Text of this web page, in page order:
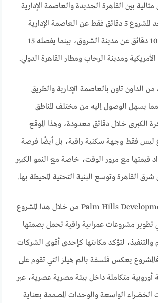
بين القاهرة الجديدة والعاصمة الإدارية
الجديدة، حيث يبعد المشروع 5 دقائق فقط عن العاصمة الإدارية
ومدينة المستقبل، و10 دقائق عن مدينة الشروق، بينما يفصله 15
ومدينة الرحاب ومطار القاهرة الدولي.
الداون تاون بالعاصمة الإدارية والطريق
يسهل الوصول إليه من مختلف المناطق
الكبرى خلال دقائق معدودة، وهذا الموقع
ليس فقط وجهة سكنية راقية، بل أيضًا فرصة
قيمتها مع مرور الوقت، خاصة مع النمو الكبير
القاهرة وتوسع البنية التحتية المحيطة بها.
تواصل شركة Palm Hills Developments من خلال هذا المشروع
تطوير مشروعات عمرانية راقية تحمل بصمتها
لتؤكد مكانتها كإحدى أقوى الشركات
يعكس فلسفة بالم هيلز التي تقوم على
أوروبية متكاملة داخل بيئة مصرية عصرية، عبر
الخضراء الواسعة والوحدات المصممة بعناية